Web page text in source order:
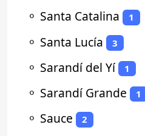
⚬ Santa Catalina 1
⚬ Santa Lucía 3
⚬ Sarandí del Yí 1
⚬ Sarandí Grande 1
⚬ Sauce 2